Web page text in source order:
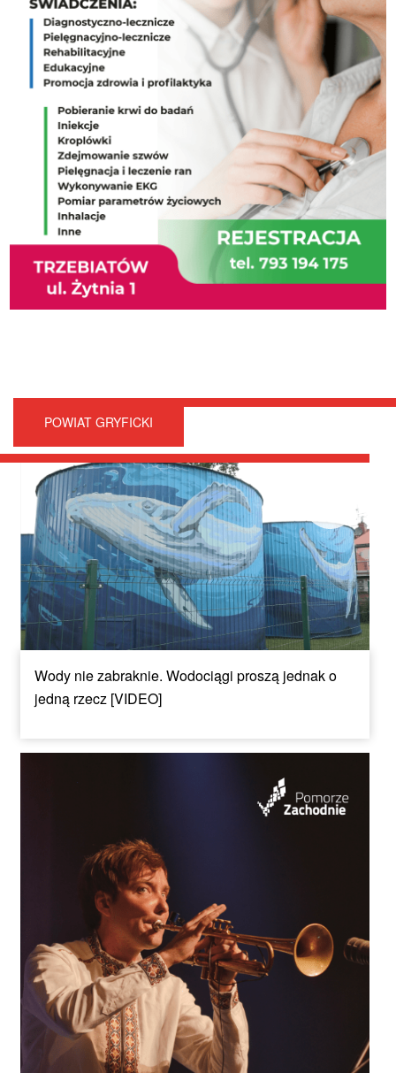
POWIAT GRYFICKI
Wody nie zabraknie. Wodociągi proszą jednak o
jedną rzecz [VIDEO]